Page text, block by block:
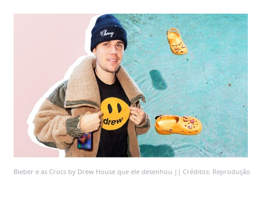
Bieber e as Crocs by Drew House que ele desenhou || Créditos: Reprodução